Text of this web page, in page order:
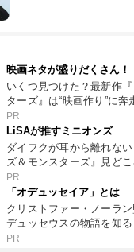
映画ネタが盛りだくさん！
いくつ見つけた？最新作
ターズ』は“映画作り”に奔
PR
LiSAが推すミニオンズ
ダイフクが耳から離れな
ズ＆モンスターズ』見どこ
PR
「オデュッセイア」とは
クリストファー・ノーラ
デュッセウスの物語を知る
PR